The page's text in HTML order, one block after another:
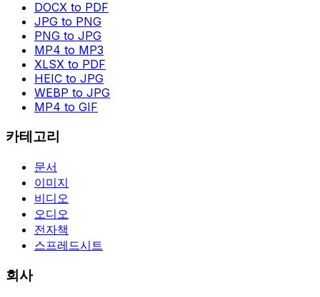
DOCX to PDF
JPG to PNG
PNG to JPG
MP4 to MP3
XLSX to PDF
HEIC to JPG
WEBP to JPG
MP4 to GIF
카테고리
문서
이미지
비디오
오디오
전자책
스프레드시트
회사